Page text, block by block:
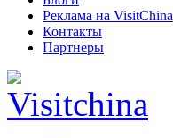
Реклама на VisitChina
Контакты
Партнеры